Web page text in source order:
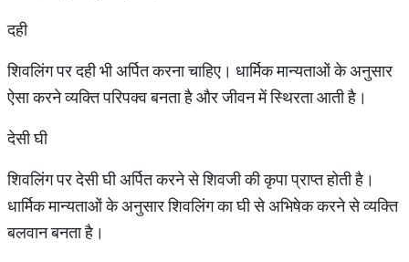
दही
शिवलिंग पर दही भी अर्पित करना चाहिए। धार्मिक मान्यताओं के अनुसार
ऐसा करने व्यक्ति परिपक्व बनता है और जीवन में स्थिरता आती है।
देसी घी
शिवलिंग पर देसी घी अर्पित करने से शिवजी की कृपा प्राप्त होती है।
धार्मिक मान्यताओं के अनुसार शिवलिंग का घी से अभिषेक करने से व्यक्ति
बलवान बनता है।